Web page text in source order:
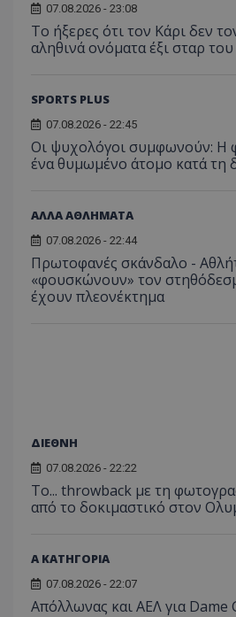
07.08.2026 - 23:08
Το ήξερες ότι τον Κάρι δεν
αληθινά ονόματα έξι σταρ
SPORTS PLUS
07.08.2026 - 22:45
Οι ψυχολόγοι συμφωνούν: Η
ένα θυμωμένο άτομο κατά τη
ΑΛΛΑ ΑΘΛΗΜΑΤΑ
07.08.2026 - 22:44
Πρωτοφανές σκάνδαλο -
«φουσκώνουν» τον
έχουν πλεονέκτημα
ΔΙΕΘΝΗ
07.08.2026 - 22:22
Το... throwback με τη
από το δοκιμαστικό στον
Α ΚΑΤΗΓΟΡΙΑ
07.08.2026 - 22:07
Απόλλωνας και ΑΕΛ για Dame